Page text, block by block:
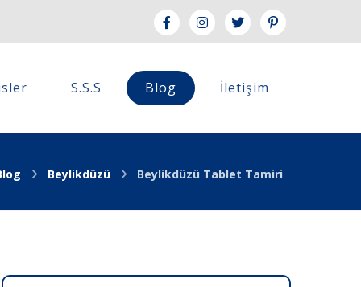
S.S.S Blog İletişim
Beylikdüzü Beylikdüzü Tablet Tamiri